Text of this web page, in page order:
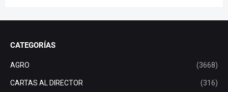
CATEGORÍAS
AGRO (3668)
CARTAS AL DIRECTOR (316)